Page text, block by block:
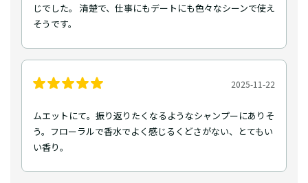
じでした。 清楚で、仕事にもデートにも色々なシーンで使え
そうです。
2025-11-22
ムエットにて。振り返りたくなるようなシャンプーにありそ
う。フローラルで香水でよく感じるくどさがない、とてもい
い香り。